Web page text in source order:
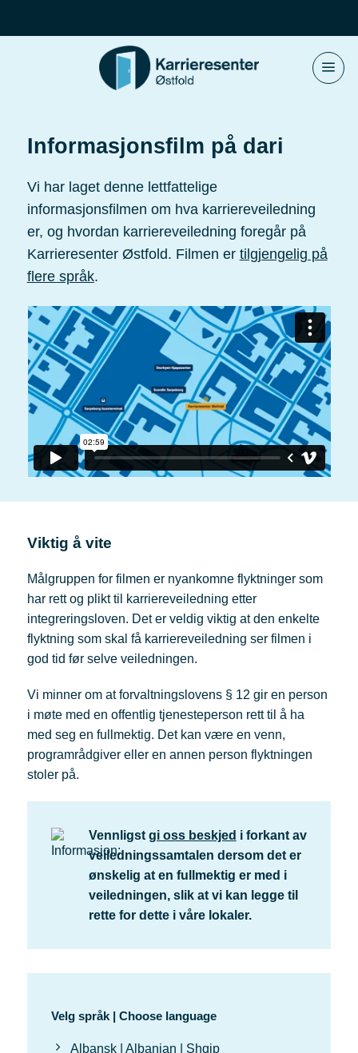
Informasjonsfilm på dari
Vi har laget denne lettfattelige
informasjonsfilmen om hva karriereveiledning
er, og hvordan karriereveiledning foregår på
Karrieresenter Østfold. Filmen er tilgjengelig på
flere språk.
Viktig å vite
Målgruppen for filmen er nyankomne flyktninger som
har rett og plikt til karriereveiledning etter
integreringsloven. Det er veldig viktig at den enkelte
flyktning som skal få karriereveiledning ser filmen i
god tid før selve veiledningen.
Vi minner om at forvaltningslovens § 12 gir en person
i møte med en offentlig tjenesteperson rett til å ha
med seg en fullmektig. Det kan være en venn,
programrådgiver eller en annen person flyktningen
stoler på.
Vennligst gi oss beskjed i forkant av
veiledningssamtalen dersom det er
ønskelig at en fullmektig er med i
veiledningen, slik at vi kan legge til
rette for dette i våre lokaler.
Velg språk | Choose language
Albansk | Albanian | Shqip